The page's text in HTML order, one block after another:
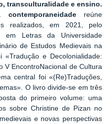
transculturalidade e ensino.
reúne
realizados, em 2021, pelo
em Letras da Universidade
de Estudos Medievais na
«Tradução e Decolonialidade:
V EncontroNacional de Cultura
central foi «(Re)Traduções,
O livro divide-se em três
do primeiro volume: uma
sobre Christine de Pizan no
e novas perspectivas